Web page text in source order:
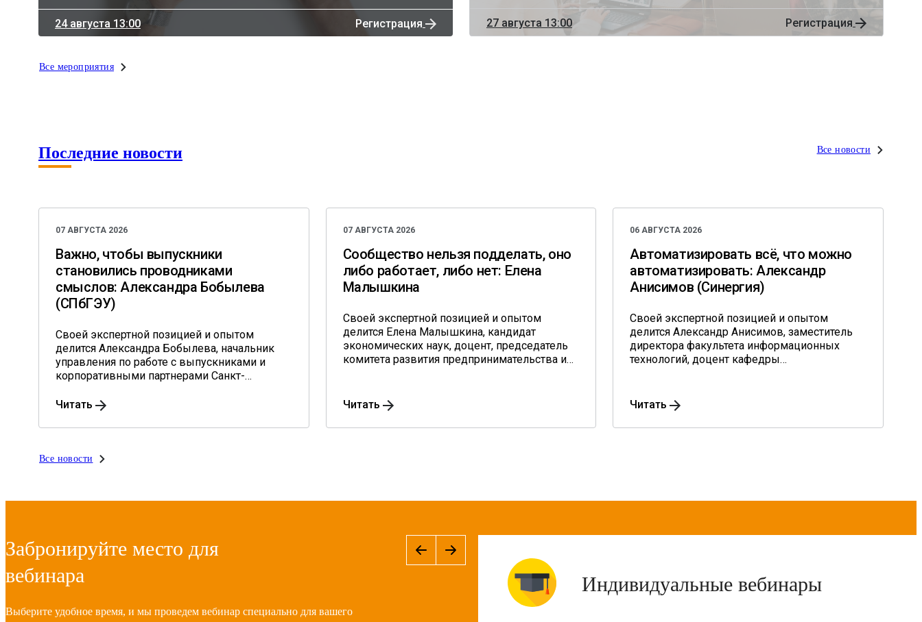
24 августа 13:00 Регистрация 27 августа 13:00 Регистрация
Все мероприятия
Последние новости Все новости
07 АВГУСТА 2026
Важно, чтобы выпускники
становились проводниками
смыслов: Александра Бобылева
(СПбГЭУ)
Своей экспертной позицией и опытом
делится Александра Бобылева, начальник
управления по работе с выпускниками и
корпоративными партнерами Санкт-
экономического университета.
Читать
07 АВГУСТА 2026
Сообщество нельзя подделать, оно
либо работает, либо нет: Елена
Малышкина
Своей экспертной позицией и опытом
делится Елена Малышкина, кандидат
экономических наук, доцент, председатель
комитета развития предпринимательства и
Читать
06 АВГУСТА 2026
Автоматизировать всё, что можно
автоматизировать: Александр
Анисимов (Синергия)
Своей экспертной позицией и опытом
делится Александр Анисимов, заместитель
директора факультета информационных
технологий, доцент кафедры
«Синергия», кандидат экономических наук.
Читать
Все новости
Забронируйте место для
вебинара
Выберите удобное время, и мы проведем вебинар специально для вашего
Индивидуальные вебинары